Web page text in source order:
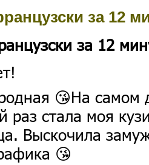
за 12
за 12
😘На самом
раз стала моя
Выскочила
😘